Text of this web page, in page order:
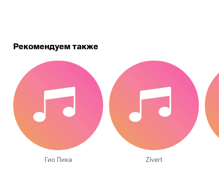
Рекомендуем также
Гио Пика Zivert